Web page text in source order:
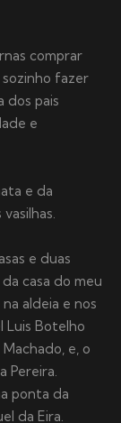
comprar
sozinho fazer
dos pais
e
e da
e duas
casa do meu
aldeia e nos
Luis Botelho
e, o
Pereira.
ponta da
da Eira.